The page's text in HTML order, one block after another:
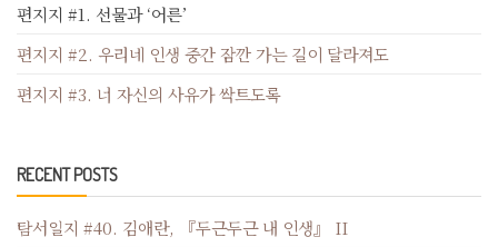
편지지 #1. 선물과 ‘어른’
편지지 #2. 우리네 인생 중간 잠깐 가는 길이 달라져도
편지지 #3. 너 자신의 사유가 싹트도록
RECENT POSTS
탐서일지 #40. 김애란, 『두근두근 내 인생』 II